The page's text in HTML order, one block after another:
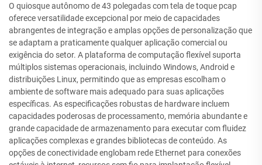
O quiosque autônomo de 43 polegadas com tela de toque pcap
oferece versatilidade excepcional por meio de capacidades
abrangentes de integração e amplas opções de personalização que
se adaptam a praticamente qualquer aplicação comercial ou
exigência do setor. A plataforma de computação flexível suporta
múltiplos sistemas operacionais, incluindo Windows, Android e
distribuições Linux, permitindo que as empresas escolham o
ambiente de software mais adequado para suas aplicações
específicas. As especificações robustas de hardware incluem
capacidades poderosas de processamento, memória abundante e
grande capacidade de armazenamento para executar com fluidez
aplicações complexas e grandes bibliotecas de conteúdo. As
opções de conectividade englobam rede Ethernet para conexões